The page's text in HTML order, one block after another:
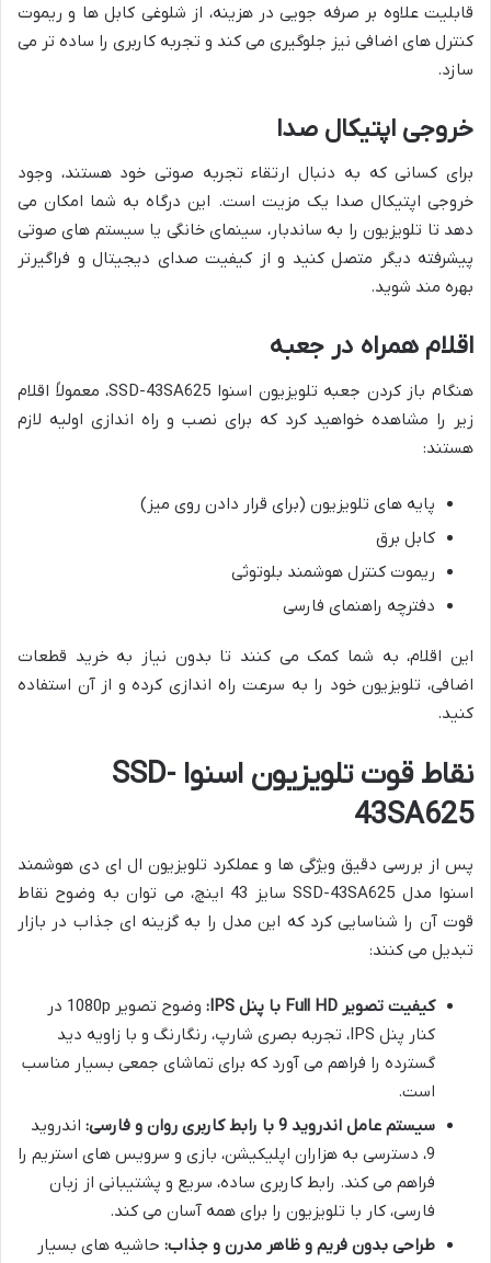
قابلیت علاوه بر صرفه جویی در هزینه، از شلوغی کابل ها و ریموت
کنترل های اضافی نیز جلوگیری می کند و تجربه کاربری را ساده تر می
سازد.
خروجی اپتیکال صدا
برای کسانی که به دنبال ارتقاء تجربه صوتی خود هستند، وجود
خروجی اپتیکال صدا یک مزیت است. این درگاه به شما امکان می
دهد تا تلویزیون را به ساندبار، سینمای خانگی یا سیستم های صوتی
پیشرفته دیگر متصل کنید و از کیفیت صدای دیجیتال و فراگیرتر
بهره مند شوید.
اقلام همراه در جعبه
هنگام باز کردن جعبه تلویزیون اسنوا SSD-43SA625، معمولاً اقلام
زیر را مشاهده خواهید کرد که برای نصب و راه اندازی اولیه لازم
هستند:
پایه های تلویزیون (برای قرار دادن روی میز)
کابل برق
ریموت کنترل هوشمند بلوتوثی
دفترچه راهنمای فارسی
این اقلام، به شما کمک می کنند تا بدون نیاز به خرید قطعات
اضافی، تلویزیون خود را به سرعت راه اندازی کرده و از آن استفاده
کنید.
نقاط قوت تلویزیون اسنوا SSD-
43SA625
پس از بررسی دقیق ویژگی ها و عملکرد تلویزیون ال ای دی هوشمند
اسنوا مدل SSD-43SA625 سایز 43 اینچ، می توان به وضوح نقاط
قوت آن را شناسایی کرد که این مدل را به گزینه ای جذاب در بازار
تبدیل می کنند:
کیفیت تصویر Full HD با پنل IPS:
وضوح تصویر 1080p در
کنار پنل IPS، تجربه بصری شارپ، رنگارنگ و با زاویه دید
گسترده را فراهم می آورد که برای تماشای جمعی بسیار مناسب
است.
سیستم عامل اندروید 9 با رابط کاربری روان و فارسی:
اندروید
9، دسترسی به هزاران اپلیکیشن، بازی و سرویس های استریم را
فراهم می کند. رابط کاربری ساده، سریع و پشتیبانی از زبان
فارسی، کار با تلویزیون را برای همه آسان می کند.
طراحی بدون فریم و ظاهر مدرن و جذاب: حاشیه های بسیار